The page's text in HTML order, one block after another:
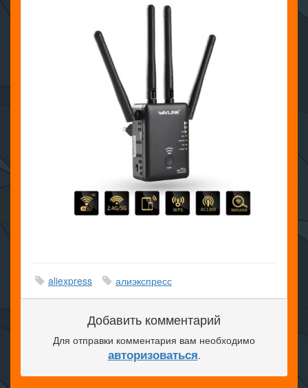
aliexpress алиэкспресс
Добавить комментарий
Для отправки комментария вам необходимо
авторизоваться.